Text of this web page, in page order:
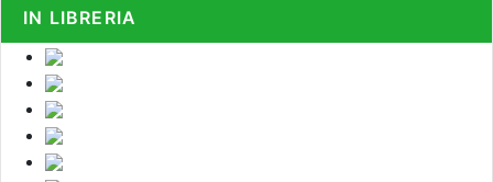
IN LIBRERIA